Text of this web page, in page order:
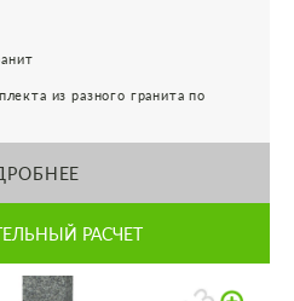
из разного гранита по
РАСЧЕТ